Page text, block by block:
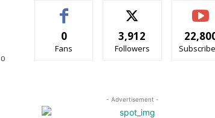
0
0
Fans
3,912
Followers
- Advertisement -